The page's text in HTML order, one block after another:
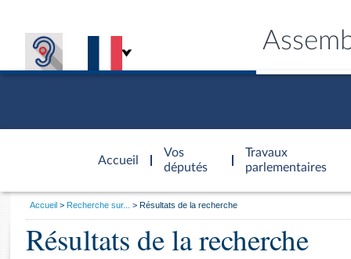
Accueil
d'accueil
Vos
députés
Travaux
parlementaires
Général
Vous
Accueil Recherche sur... Résultats de la recherche
Résultats de la recherche